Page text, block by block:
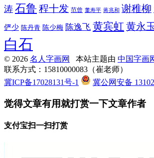
涛 石鲁 程十发 范曾 董寿平 蒋兆和 谢稚柳
俨少 陈丹青 陈少梅 陈逸飞 黄宾虹 黄永
白石
© 2026 名人字画网 本站主题由 中国字画
联系方式：15810000083（崔老师）
冀ICP备17028131号-1
冀公网安备
觉得文章有用就打赏一下文章作者
支付宝扫一扫打赏